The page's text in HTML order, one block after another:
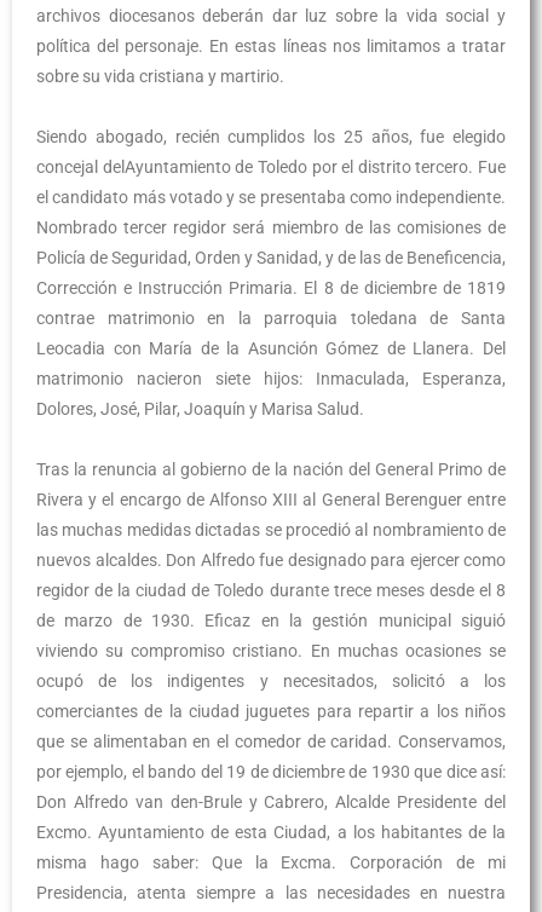
archivos diocesanos deberán dar luz sobre la vida social y
política del personaje. En estas líneas nos limitamos a tratar
sobre su vida cristiana y martirio.
Siendo abogado, recién cumplidos los 25 años, fue elegido
concejal delAyuntamiento de Toledo por el distrito tercero. Fue
el candidato más votado y se presentaba como independiente.
Nombrado tercer regidor será miembro de las comisiones de
Policía de Seguridad, Orden y Sanidad, y de las de Beneficencia,
Corrección e Instrucción Primaria. El 8 de diciembre de 1819
contrae matrimonio en la parroquia toledana de Santa
Leocadia con María de la Asunción Gómez de Llanera. Del
matrimonio nacieron siete hijos: Inmaculada, Esperanza,
Dolores, José, Pilar, Joaquín y Marisa Salud.
Tras la renuncia al gobierno de la nación del General Primo de
Rivera y el encargo de Alfonso XIII al General Berenguer entre
las muchas medidas dictadas se procedió al nombramiento de
nuevos alcaldes. Don Alfredo fue designado para ejercer como
regidor de la ciudad de Toledo durante trece meses desde el 8
de marzo de 1930. Eficaz en la gestión municipal siguió
viviendo su compromiso cristiano. En muchas ocasiones se
ocupó de los indigentes y necesitados, solicitó a los
comerciantes de la ciudad juguetes para repartir a los niños
que se alimentaban en el comedor de caridad. Conservamos,
por ejemplo, el bando del 19 de diciembre de 1930 que dice así:
Don Alfredo van den-Brule y Cabrero, Alcalde Presidente del
Excmo. Ayuntamiento de esta Ciudad, a los habitantes de la
misma hago saber: Que la Excma. Corporación de mi
Presidencia, atenta siempre a las necesidades en nuestra